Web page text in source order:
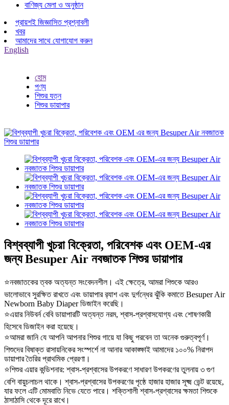
বাণিজ্য মেলা ও অনুষ্ঠান
প্রায়শই জিজ্ঞাসিত প্রশ্নাবলী
খবর
আমাদের সাথে যোগাযোগ করুন
English
হোম
পণ্য
শিশুর যত্ন
শিশুর ডায়াপার
বিশ্বব্যাপী খুচরা বিক্রেতা, পরিবেশক এবং OEM-এর
জন্য Besuper Air নবজাতক শিশুর ডায়াপার
⭐নবজাতকের ত্বক অত্যন্ত সংবেদনশীল। এই ক্ষেত্রে, আমরা শিশুকে আরও
ভালোভাবে সুরক্ষিত রাখতে এবং ডায়াপার র‍্যাশ এবং দুর্গন্ধের ঝুঁকি কমাতে Besuper Air
Newborn Baby Diaper ডিজাইন করেছি।
⭐এয়ার নিউবর্ন বেবি ডায়াপারটি অত্যন্ত নরম, শ্বাস-প্রশ্বাসযোগ্য এবং শোষণকারী
হিসেবে ডিজাইন করা হয়েছে।
⭐আমরা জানি যে আপনি আপনার শিশুর গায়ে যা কিছু পরবেন তা অনেক গুরুত্বপূর্ণ।
শিশুদের বিষাক্ত রাসায়নিকের সংস্পর্শে না আনার আকাঙ্ক্ষাই আমাদের ১০০% নিরাপদ
ডায়াপার তৈরির প্রাথমিক প্রেরণা।
⭐শিশুর এয়ার কন্ডিশনার: শ্বাস-প্রশ্বাসের উপকরণে সাধারণ উপকরণের তুলনায় ৩ গুণ
বেশি বায়ুচলাচল থাকে। শ্বাস-প্রশ্বাসের উপকরণের পৃষ্ঠে হাজার হাজার সূক্ষ্ম ভেন্ট রয়েছে,
যার ফলে এটি মোমবাতি নিভে যেতে পারে। শক্তিশালী শ্বাস-প্রশ্বাসের ক্ষমতা শিশুকে
ঠাসাঠাসি থেকে দূরে রাখে।